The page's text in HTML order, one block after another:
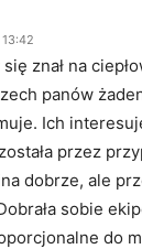
znał na
panów
Ich
przez
dobrze, ale
sobie
do